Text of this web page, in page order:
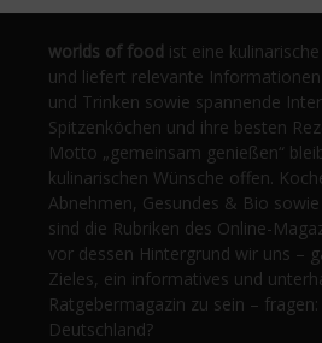
worlds of food ist eine
und liefert relevante
und Trinken sowie spannende
Spitzenköchen und ihre besten
Motto „gemeinsam genießen“
kulinarischen Wünsche offen.
Abnehmen, Gesundes & Bio
sind die Rubriken des Online-
vor dessen Hintergrund wir uns –
Zieles, ein informatives und
Ratgebermagazin zu sein –
Deutschland?